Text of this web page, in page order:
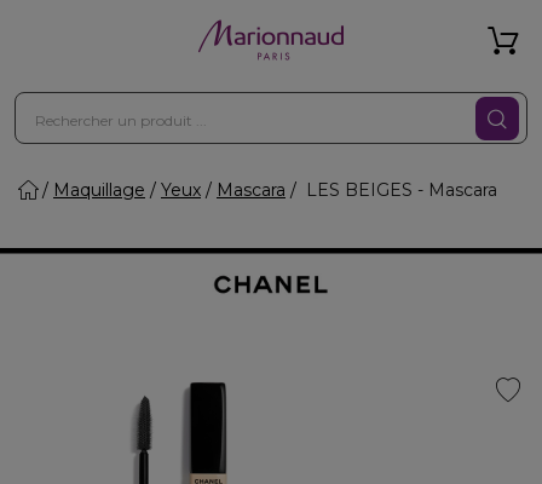
Maquillage Yeux Mascara LES BEIGES - Mascara